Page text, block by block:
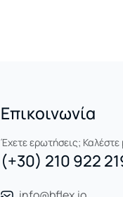
Επικοινωνία
Έχετε ερωτήσεις;
(+30) 210 922